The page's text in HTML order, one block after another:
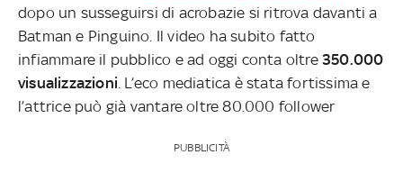
dopo un susseguirsi di acrobazie si ritrova davanti a
Batman e Pinguino. Il video ha subito fatto
infiammare il pubblico e ad oggi conta oltre350.000
visualizzazioni. L’eco mediatica è stata fortissima e
l’attrice può già vantare oltre 80.000 follower
PUBBLICITÀ